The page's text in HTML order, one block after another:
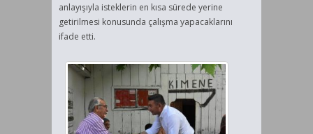
anlayışıyla isteklerin en kısa sürede yerine
getirilmesi konusunda çalışma yapacaklarını
ifade etti.